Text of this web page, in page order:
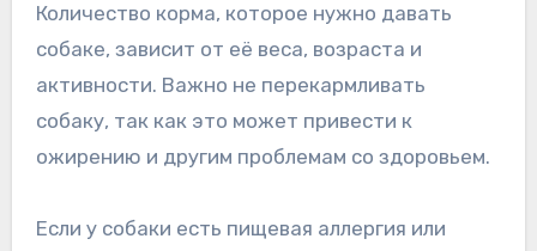
Количество корма, которое нужно давать
собаке, зависит от её веса, возраста и
активности. Важно не перекармливать
собаку, так как это может привести к
ожирению и другим проблемам со здоровьем.
Если у собаки есть пищевая аллергия или